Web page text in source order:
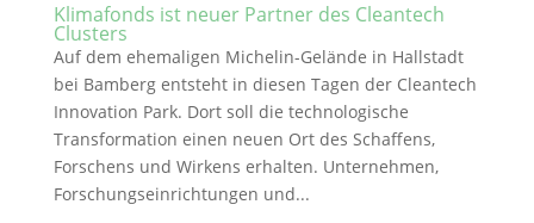
Klimafonds ist neuer Partner des Cleantech
Clusters
Auf dem ehemaligen Michelin-Gelände in Hallstadt
bei Bamberg entsteht in diesen Tagen der Cleantech
Innovation Park. Dort soll die technologische
Transformation einen neuen Ort des Schaffens,
Forschens und Wirkens erhalten. Unternehmen,
Forschungseinrichtungen und...